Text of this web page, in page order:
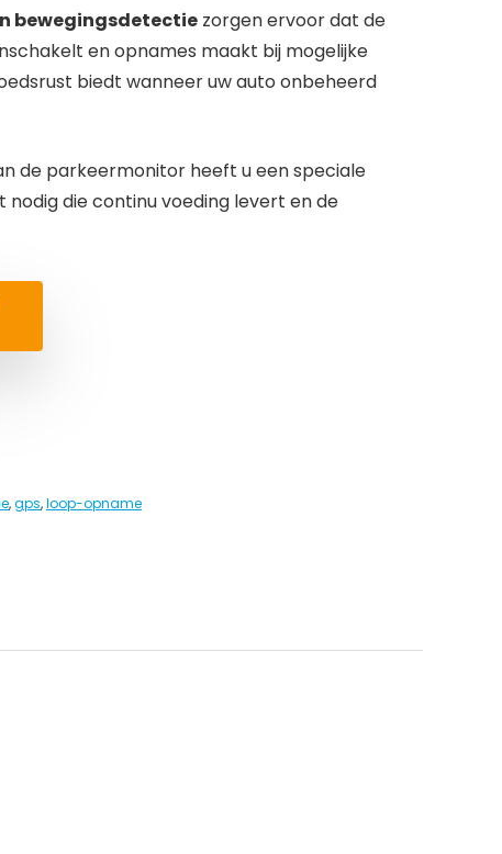
bewegingsdetectie zorgen ervoor dat de
en opnames maakt bij mogelijke
biedt wanneer uw auto onbeheerd
de parkeermonitor heeft u een speciale
die continu voeding levert en de
,gps,loop-opname